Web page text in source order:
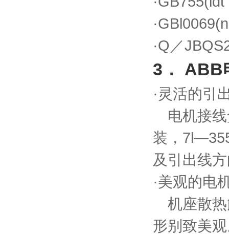
·Q／
3． ABB
·灵活的引
电机接线
装，
及引出线
·美观的电
机座散热
形别致美